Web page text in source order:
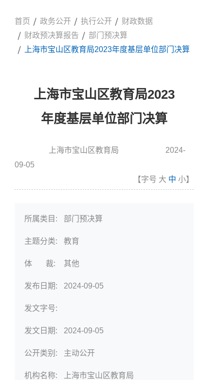
首页 政务公开 执行公开
财政数据
财政预决算报告
部门预决算
上海市宝山区教育局2023年度基层单位部门决算
上海市宝山区教育局2023
年度基层单位部门决算
上海市宝山区教育局
2024-
09-05
【字号 大 中 小】
所属类目: 部门预决算
主题分类: 教育
体 裁: 其他
发布日期: 2024-09-05
发文字号:
发文日期: 2024-09-05
公开类别: 主动公开
机构名称: 上海市宝山区教育局